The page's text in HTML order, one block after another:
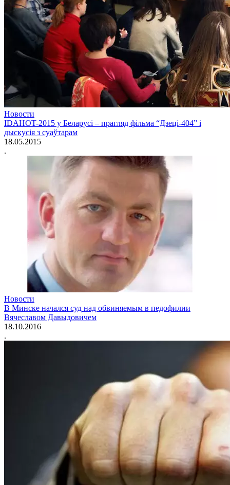
Новости
IDAHOT-2015 у Беларусі – прагляд фільма “Дзеці-404” і
дыскусія з суаўтарам
18.05.2015
.
Новости
В Минске начался суд над обвиняемым в педофилии
Вячеславом Давыдовичем
18.10.2016
.